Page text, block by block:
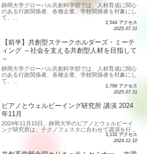
静岡大学グローバル共創科学部では、人材育成に関心
のある行政関係者、各種企業、学校関係者を対象にし
て、...
2,544 アクセス
2025.07.31
【前半】共創型ステークホルダーズ・ミーテ
ィング ～社会を支える共創型人材を目指して
～
静岡大学グローバル共創科学部では、人材育成に関心
のある行政関係者、各種企業、学校関係者を対象にし
て、...
2,788 アクセス
2025.07.31
ピアノとウェルビーイング研究所 講演 2024
年11月
2024年11月10日、静岡大学のピアノとウェルビーイ
ング研究所は、テクノフェスタに合わせて講演を行...
3,132 アクセス
2024.12.10